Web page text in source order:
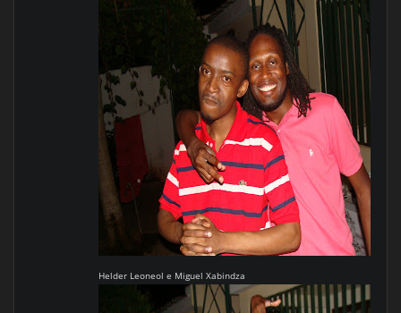
Helder Leoneol e Miguel Xabindza